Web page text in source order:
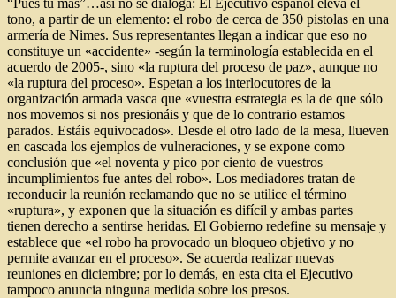
tono, a partir de un elemento: el robo de cerca de 350 pistolas en una
armería de Nimes. Sus representantes llegan a indicar que eso no
constituye un «accidente» -según la terminología establecida en el
acuerdo de 2005-, sino «la ruptura del proceso de paz», aunque no
«la ruptura del proceso». Espetan a los interlocutores de la
organización armada vasca que «vuestra estrategia es la de que sólo
nos movemos si nos presionáis y que de lo contrario estamos
parados. Estáis equivocados». Desde el otro lado de la mesa, llueven
en cascada los ejemplos de vulneraciones, y se expone como
conclusión que «el noventa y pico por ciento de vuestros
incumplimientos fue antes del robo». Los mediadores tratan de
reconducir la reunión reclamando que no se utilice el término
«ruptura», y exponen que la situación es difícil y ambas partes
tienen derecho a sentirse heridas. El Gobierno redefine su mensaje y
establece que «el robo ha provocado un bloqueo objetivo y no
permite avanzar en el proceso». Se acuerda realizar nuevas
reuniones en diciembre; por lo demás, en esta cita el Ejecutivo
tampoco anuncia ninguna medida sobre los presos.